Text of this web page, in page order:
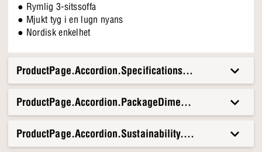
● Rymlig 3-sitssoffa
● Mjukt tyg i en lugn nyans
● Nordisk enkelhet
ProductPage.Accordion.Specifications.Title
ProductPage.Accordion.Sustainability.Title